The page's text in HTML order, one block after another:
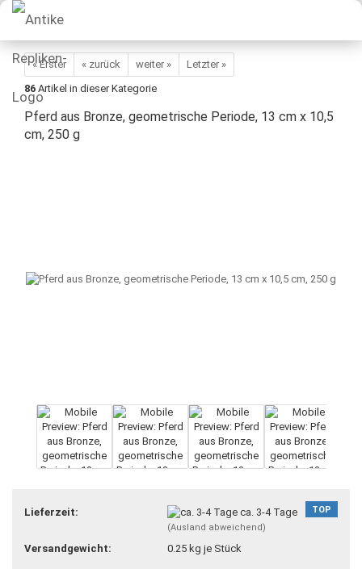
« Erster « zurück weiter »
Letzter »
86 Artikel in dieser Kategorie
Pferd aus Bronze, geometrische Periode, 13 cm x 10,5
cm, 250 g
TOP
Lieferzeit: ca. 3-4 Tage
(Ausland abweichend)
Versandgewicht: 0.25kg je Stück